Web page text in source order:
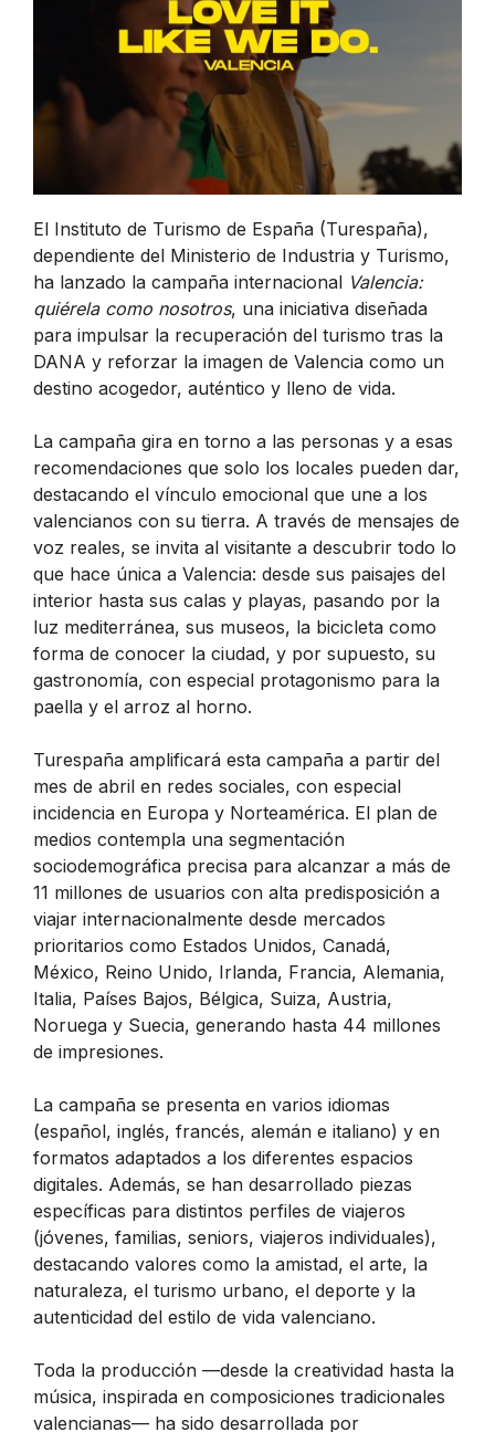
El Instituto de Turismo de España (Turespaña),
dependiente del Ministerio de Industria y Turismo,
ha lanzado la campaña internacional Valencia:
quiérela como nosotros, una iniciativa diseñada
para impulsar la recuperación del turismo tras la
DANA y reforzar la imagen de Valencia como un
destino acogedor, auténtico y lleno de vida.
La campaña gira en torno a las personas y a esas
recomendaciones que solo los locales pueden dar,
destacando el vínculo emocional que une a los
valencianos con su tierra. A través de mensajes de
voz reales, se invita al visitante a descubrir todo lo
que hace única a Valencia: desde sus paisajes del
interior hasta sus calas y playas, pasando por la
luz mediterránea, sus museos, la bicicleta como
forma de conocer la ciudad, y por supuesto, su
gastronomía, con especial protagonismo para la
paella y el arroz al horno.
Turespaña amplificará esta campaña a partir del
mes de abril en redes sociales, con especial
incidencia en Europa y Norteamérica. El plan de
medios contempla una segmentación
sociodemográfica precisa para alcanzar a más de
11 millones de usuarios con alta predisposición a
viajar internacionalmente desde mercados
prioritarios como Estados Unidos, Canadá,
México, Reino Unido, Irlanda, Francia, Alemania,
Italia, Países Bajos, Bélgica, Suiza, Austria,
Noruega y Suecia, generando hasta 44 millones
de impresiones.
La campaña se presenta en varios idiomas
(español, inglés, francés, alemán e italiano) y en
formatos adaptados a los diferentes espacios
digitales. Además, se han desarrollado piezas
específicas para distintos perfiles de viajeros
(jóvenes, familias, seniors, viajeros individuales),
destacando valores como la amistad, el arte, la
naturaleza, el turismo urbano, el deporte y la
autenticidad del estilo de vida valenciano.
Toda la producción —desde la creatividad hasta la
música, inspirada en composiciones tradicionales
valencianas— ha sido desarrollada por